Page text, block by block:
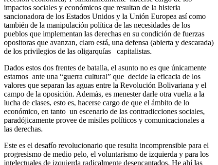
impactos sociales y económicos que resultan de la histeria
sancionadora de los Estados Unidos y la Unión Europea así como
también de la manipulación política de las necesidades de los
pueblos que implementan las derechas en su condición de fuerzas
opositoras que avanzan, claro está, una defensa (abierta y descarada)
de los privilegios de las oligarquías capitalistas.
Dados estos dos frentes de batalla, el asunto no es que únicamente
estamos ante una “guerra cultural” que decide la eficacia de los
valores que separan las aguas entre la Revolución Bolivariana y el
campo de la oposición. Además, es menester darle otra vuelta a la
lucha de clases, esto es, hacerse cargo de que el ámbito de lo
económico, en tanto un escenario de las contradicciones sociales,
paradójicamente provee de misiles políticos y comunicacionales a
las derechas.
Este es el desafío revolucionario que resulta incomprensible para el
progresismo de medio pelo, el voluntarismo de izquierda y para los
intelectuales de izquierda radicalmente desencantados. He ahí las